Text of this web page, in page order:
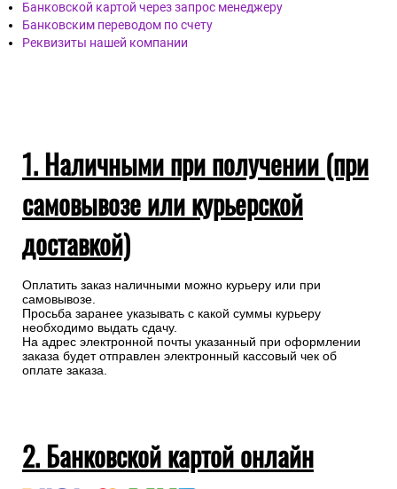
Банковской картой через запрос менеджеру
Банковским переводом по счету
Реквизиты нашей компании
1. Наличными при получении (при
самовывозе или курьерской
доставкой)
Оплатить заказ наличными можно курьеру или при
самовывозе.
Просьба заранее указывать с какой суммы курьеру
необходимо выдать сдачу.
На адрес электронной почты указанный при оформлении
заказа будет отправлен электронный кассовый чек об
оплате заказа.
2. Банковской картой онлайн